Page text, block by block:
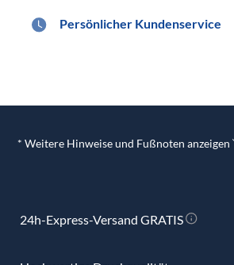
Persönlicher Kundenservice
* Weitere Hinweise und Fußnoten anzeigen
24h-Express-Versand GRATIS